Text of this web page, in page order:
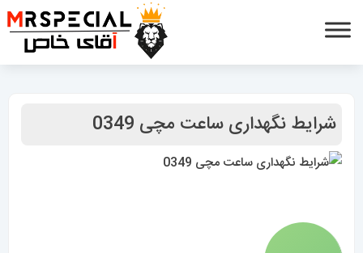
شرایط نگهداری ساعت مچی 0349